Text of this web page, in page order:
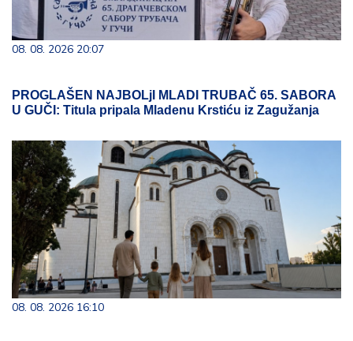
08. 08. 2026 20:07
PROGLAŠEN NAJBOLjI MLADI TRUBAČ 65. SABORA
U GUČI: Titula pripala Mladenu Krstiću iz Zagužanja
08. 08. 2026 16:10